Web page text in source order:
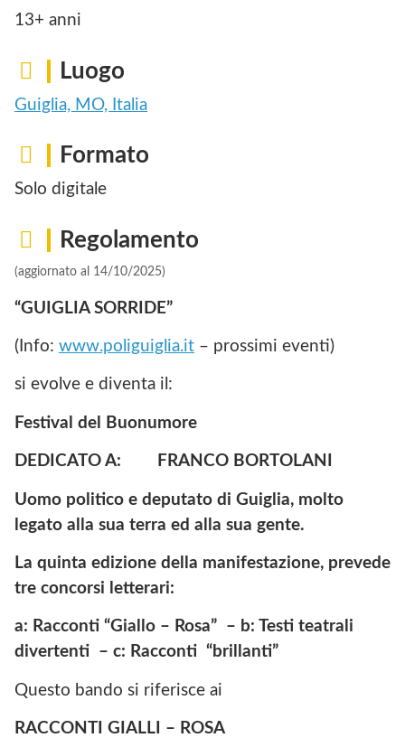
13+ anni
Luogo
Guiglia, MO, Italia
Formato
Solo digitale
Regolamento
(aggiornato al 14/10/2025)
“GUIGLIA SORRIDE”
(Info: www.poliguiglia.it – prossimi eventi)
si evolve e diventa il:
Festival del Buonumore
DEDICATO A: FRANCO BORTOLANI
Uomo politico e deputato di Guiglia, molto
legato alla sua terra ed alla sua gente.
La quinta edizione della manifestazione, prevede
tre concorsi letterari:
a: Racconti “Giallo – Rosa” – b: Testi teatrali
divertenti – c: Racconti “brillanti”
Questo bando si riferisce ai
RACCONTI GIALLI – ROSA